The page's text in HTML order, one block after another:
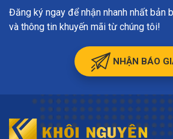
Đăng ký ngay để nhận nhanh nhất bản
và thông tin khuyến mãi từ chúng tôi!
NHẬN BÁO